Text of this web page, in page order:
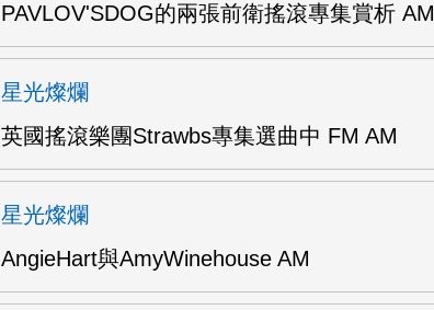
PAVLOV'SDOG的兩張前衛搖滾專集賞析 AM
星光燦爛
英國搖滾樂團Strawbs專集選曲中 FM AM
星光燦爛
AngieHart與AmyWinehouse AM